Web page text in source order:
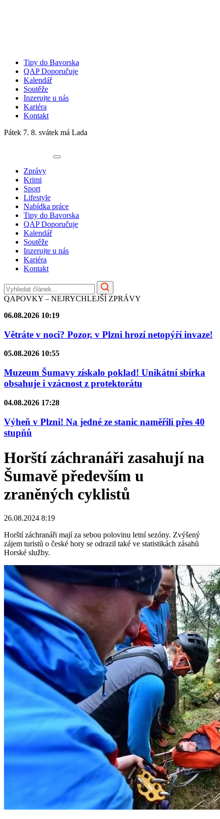
Tipy do Bavorska
QAP Doporučuje
Kalendář
Soutěže
Inzerujte u nás
Kariéra
Kontakt
Pátek 7. 8. svátek má Lada
Zprávy
Krimi
Sport
Lifestyle
Nabídka práce
Tipy do Bavorska
QAP Doporučuje
Kalendář
Soutěže
Inzerujte u nás
Kariéra
Kontakt
QAPOVKY – NEJRYCHLEJŠÍ ZPRÁVY
06.08.2026 10:19
Větráte v noci? Pozor, v Plzni hrozí netopýří invaze!
05.08.2026 10:55
Muzeum Šumavy získalo poklad! Unikátní sbírka
obsahuje i vzácnost z protektorátu
04.08.2026 17:28
Výheň v Plzni! Na jedné ze stanic naměřili přes 40
stupňů
Horští záchranáři zasahují na
Šumavě především u
zraněných cyklistů
26.08.2024 8:19
Horští záchranáři mají za sebou polovinu letní sezóny. Zvýšený
zájem turistů o české hory se odrazil také ve statistikách zásahů
Horské služby.